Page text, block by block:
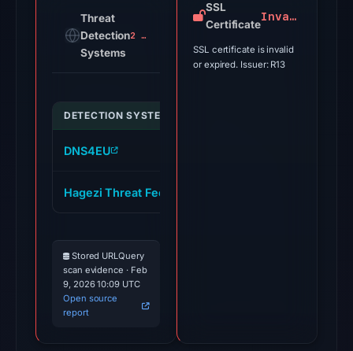
UTC.
Google
flagged
Feb
2026
Threat
Detection
Systems
2 alerts
DETECTION SYSTEM
DNS4EU
Hagezi Threat Feed
Stored URLQuery
scan evidence · Feb
9, 2026 10:09 UTC
Open source
report
SSL
Certificate
Invalid
SSL certificate is invalid
or expired. Issuer: R13